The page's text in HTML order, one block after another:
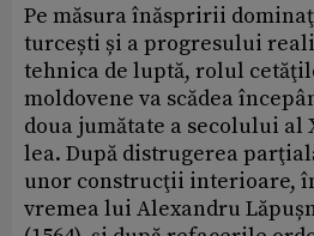
Pe măsura înăspririi
turcești și a progresului
tehnica de luptă, rolul
moldovene va scădea
doua jumătate a secolului al
lea. După distrugerea
unor construcţii interioare,
vremea lui Alexandru